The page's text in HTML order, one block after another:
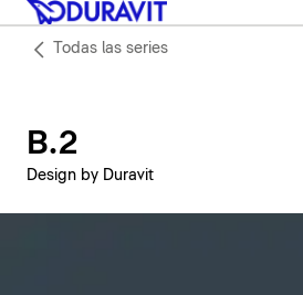
Todas las series
B.2
Design by Duravit